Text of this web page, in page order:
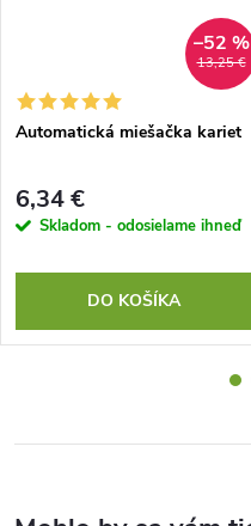
13,25 €
–52 %
Automatická miešačka kariet
6,34 €
Skladom - odosielame ihneď
DO KOŠÍKA